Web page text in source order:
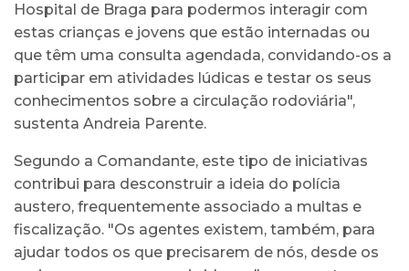
Hospital de Braga para podermos interagir com
estas crianças e jovens que estão internadas ou
que têm uma consulta agendada, convidando-os a
participar em atividades lúdicas e testar os seus
conhecimentos sobre a circulação rodoviária",
sustenta Andreia Parente.
Segundo a Comandante, este tipo de iniciativas
contribui para desconstruir a ideia do polícia
austero, frequentemente associado a multas e
fiscalização. "Os agentes existem, também, para
ajudar todos os que precisarem de nós, desde os